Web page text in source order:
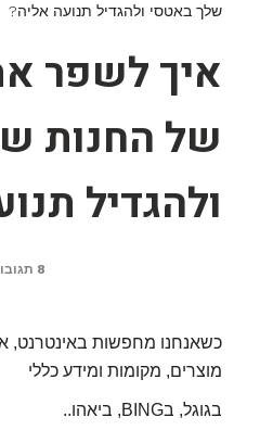
שלך באטסי ולהגדיל תנועה אליה?
של החנות
ולהגדיל
8 תגובות
כשאנחנו מחפשות באינטרנט,
מוצרים, מקומות ומידע כללי
בגוגל, בBING, ביאהו..